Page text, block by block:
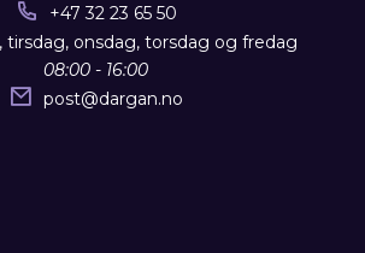
+47 32 23 65 50
tirsdag, onsdag, torsdag og fredag
08:00 - 16:00
post@dargan.no